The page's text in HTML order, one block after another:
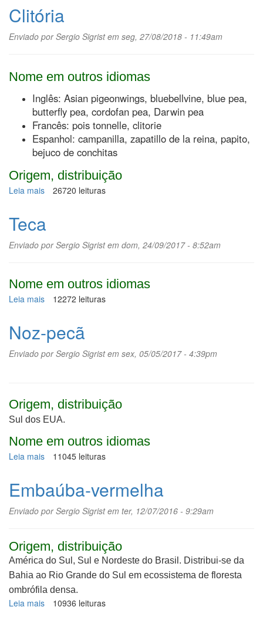
Clitória
Enviado porSergio Sigristem seg, 27/08/2018 - 11:49am
Nome em outros idiomas
Inglês: Asian pigeonwings, bluebellvine, blue pea,
butterfly pea, cordofan pea, Darwin pea
Francês: pois tonnelle, clitorie
Espanhol: campanilla, zapatillo de la reina, papito,
bejuco de conchitas
Origem, distribuição
Leia mais sobre
26720 leituras
Teca
Enviado porSergio Sigristem dom, 24/09/2017 - 8:52am
Nome em outros idiomas
Leia mais sobre
12272 leituras
Noz-pecã
Enviado porSergio Sigristem sex, 05/05/2017 - 4:39pm
Origem, distribuição
Sul dos EUA.
Nome em outros idiomas
Leia mais sobre
11045 leituras
Embaúba-vermelha
Enviado porSergio Sigristem ter, 12/07/2016 - 9:29am
Origem, distribuição
América do Sul, Sul e Nordeste do Brasil. Distribui-se da
Bahia ao Rio Grande do Sul em ecossistema de floresta
ombrófila densa.
Leia mais sobre
10936 leituras